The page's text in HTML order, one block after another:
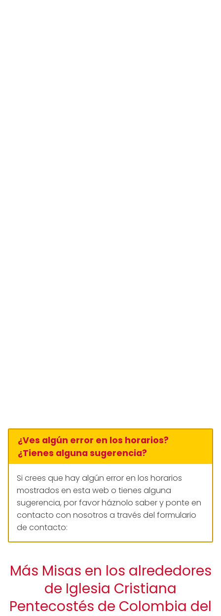
¿Ves algún error en los horarios?
¿Tienes alguna sugerencia?
Si crees que hay algún error en los horarios
mostrados en esta web o tienes alguna
sugerencia, por favor háznolo saber y ponte en
contacto con nosotros a través del formulario
de contacto:
Más Misas en los alrededores
de Iglesia Cristiana
Pentecostés de Colombia del